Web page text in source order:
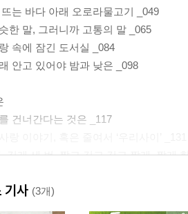
는 바다 아래 오로라물고기 _049
한 말, 그러니까 고통의 말 _065
속에 잠긴 도서실 _084
안고 있어야 밤과 낮은 _098
건너간다는 것은 _117
길게 세 번, 짧고 길고 길고 짧게, 짧게
오기 전날의 검모래 _170
주는 말들은 내 귀로도 들리고 _184
기사 (3개)